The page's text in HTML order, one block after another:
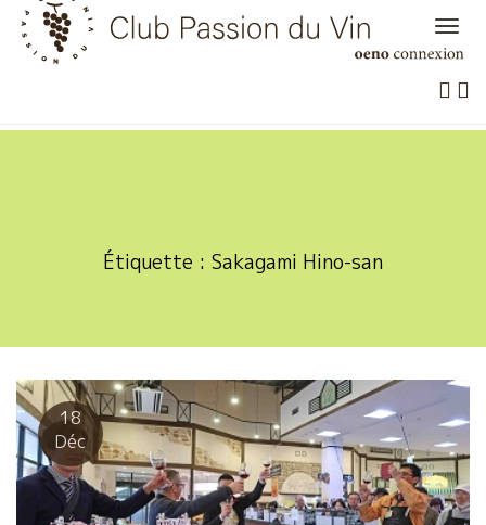
Skip
content
Étiquette : Sakagami Hino-san
18
Déc